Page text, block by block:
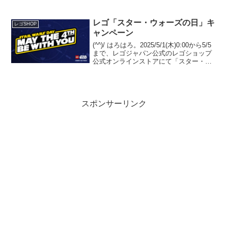
事レゴシ...
レゴSHOP
レゴ「スター・ウォーズの日」キ
ャンペーン
(^^)/ はろはろ。2025/5/1(木)0:00から5/5
まで、レゴジャパン公式のレゴショップ
公式オンラインストアにて「スター・ウ
スポンサーリンク